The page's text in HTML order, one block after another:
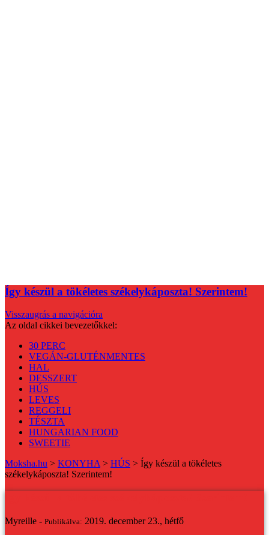
Így készül a tökéletes székelykáposzta! Szerintem!
Visszaugrás a navigációra
Az oldal cikkei bevezetőkkel:
30 PERC
VEGÁN-GLUTÉNMENTES
HAL
DESSZERT
HÚS
LEVES
REGGELI
TÉSZTA
HUNGARIAN FOOD
SWEETIE
Moksha.hu > KONYHA> HÚS > Így készül a tökéletes
székelykáposzta! Szerintem!
Myreille - Publikálva: 2019. december 23., hétfő